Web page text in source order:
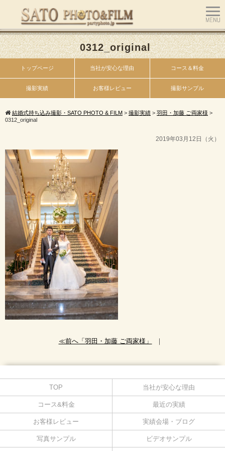
0312_original
トップページ 当社が安心な理由 コース＆料金
撮影実績 お客様レビュー 撮影サンプル
結婚式持ち込み撮影・SATO PHOTO & FILM > 撮影実績 > 羽田・加藤 ご両家様 >
0312_original
2019年03月12日（火）
≪前へ「羽田・加藤 ご両家様」 ｜
TOP 当社が安心な理由
コース&料金 最近の実績
お客様レビュー 実績会場・ブログ
写真サンプル ビデオサンプル